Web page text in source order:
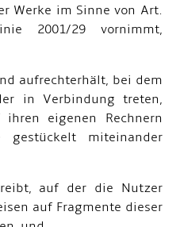
Werke im Sinne von Art.
2001/29 vornimmt,
aufrechterhält, bei dem
in Verbindung treten,
eigenen Rechnern
gestückelt miteinander
auf der die Nutzer
auf Fragmente dieser